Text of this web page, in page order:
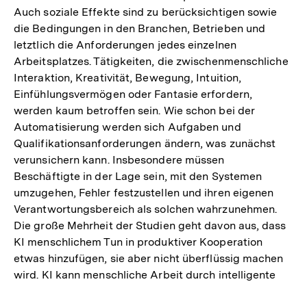
Auch soziale Effekte sind zu berücksichtigen sowie
die Bedingungen in den Branchen, Betrieben und
letztlich die Anforderungen jedes einzelnen
Arbeitsplatzes. Tätigkeiten, die zwischenmenschliche
Interaktion, Kreativität, Bewegung, Intuition,
Einfühlungsvermögen oder Fantasie erfordern,
werden kaum betroffen sein. Wie schon bei der
Automatisierung werden sich Aufgaben und
Qualifikationsanforderungen ändern, was zunächst
verunsichern kann. Insbesondere müssen
Beschäftigte in der Lage sein, mit den Systemen
umzugehen, Fehler festzustellen und ihren eigenen
Verantwortungsbereich als solchen wahrzunehmen.
Die große Mehrheit der Studien geht davon aus, dass
KI menschlichem Tun in produktiver Kooperation
etwas hinzufügen, sie aber nicht überflüssig machen
wird. KI kann menschliche Arbeit durch intelligente